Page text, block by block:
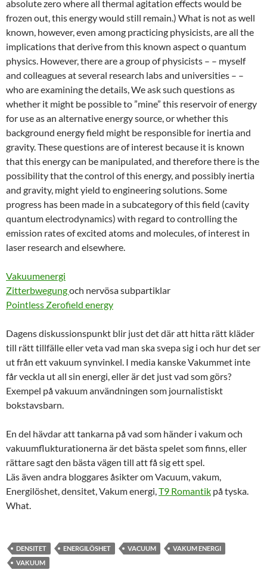
absolute zero where all thermal agitation effects would be
frozen out, this energy would still remain.) What is not as well
known, however, even among practicing physicists, are all the
implications that derive from this known aspect o quantum
physics. However, there are a group of physicists – – myself
and colleagues at several research labs and universities – –
who are examining the details, We ask such questions as
whether it might be possible to ”mine” this reservoir of energy
for use as an alternative energy source, or whether this
background energy field might be responsible for inertia and
gravity. These questions are of interest because it is known
that this energy can be manipulated, and therefore there is the
possibility that the control of this energy, and possibly inertia
and gravity, might yield to engineering solutions. Some
progress has been made in a subcategory of this field (cavity
quantum electrodynamics) with regard to controlling the
emission rates of excited atoms and molecules, of interest in
laser research and elsewhere.
Vakuumenergi
Zitterbwegungoch nervösa subpartiklar
Pointless Zerofield energy
Dagens diskussionspunkt blir just det där att hitta rätt kläder
till rätt tillfälle eller veta vad man ska svepa sig i och hur det ser
ut från ett vakuum synvinkel. I media kanske Vakummet inte
får veckla ut all sin energi, eller är det just vad som görs?
Exempel på vakuum användningen som journalistiskt
bokstavsbarn.
En del hävdar att tankarna på vad som händer i vakum och
vakuumflukturationerna är det bästa spelet som finns, eller
rättare sagt den bästa vägen till att få sig ett spel.
Läs även andra bloggares åsikter om Vacuum, vakum,
Energilöshet, densitet, Vakum energi,T9 Romantik på tyska.
What.
DENSITET ENERGILÖSHET VACUUM
VAKUM ENERGI
VAKUUM